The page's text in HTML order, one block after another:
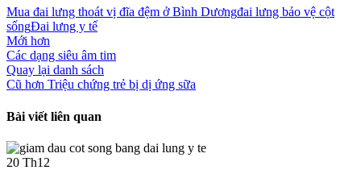
Mua đai lưng thoát vị đĩa đệm ở Bình Dươngđai lưng bảo vệ cột
sốngĐai lưng y tế
Mới hơn
Các dạng siêu âm tim
Quay lại danh sách
Cũ hơn Triệu chứng trẻ bị dị ứng sữa
Bài viết liên quan
20 Th12